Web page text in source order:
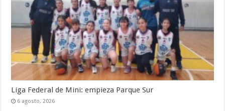
Liga Federal de Mini: empieza Parque Sur
6 agosto, 2026